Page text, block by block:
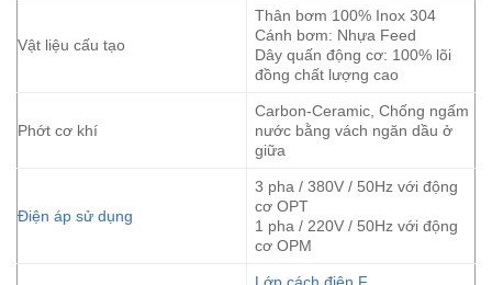
Vật liệu cấu tạo
Thân bơm 100% Inox 304
Cánh bơm: Nhựa Feed
Dây quấn động cơ: 100% lõi
đồng chất lượng cao
Phớt cơ khí
Carbon-Ceramic, Chống ngấm
nước bằng vách ngăn dầu ở
giữa
Điện áp sử dụng
3 pha / 380V / 50Hz với động
cơ OPT
1 pha / 220V / 50Hz với động
cơ OPM
Lớp cách điện F